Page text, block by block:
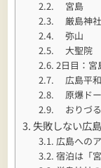
宮島
厳島神
弥山
大聖院
2日目：
広島平
原爆ド
おりづ
失敗しない広
広島への
宿泊は「